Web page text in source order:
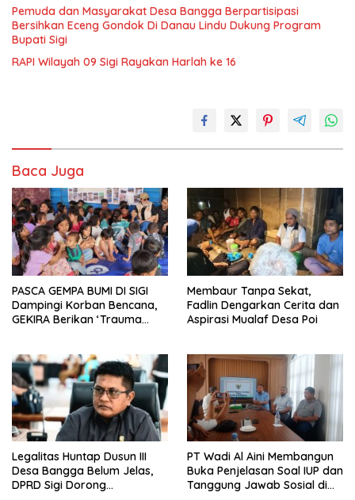
Pemuda dan Masyarakat Desa Bangga Berpartisipasi
Bersihkan Eceng Gondok Di Danau Lindu Dukung Program
Bupati Sigi
RAPI Wilayah 09 Sigi Rayakan Harlah ke 16
Baca Juga
PASCA GEMPA BUMI DI SIGI
Dampingi Korban Bencana,
GEKIRA Berikan ‘Trauma
Membaur Tanpa Sekat,
Fadlin Dengarkan Cerita dan
Aspirasi Mualaf Desa Poi
Legalitas Huntap Dusun III
Desa Bangga Belum Jelas,
DPRD Sigi Dorong
PT Wadi Al Aini Membangun
Buka Penjelasan Soal IUP dan
Tanggung Jawab Sosial di